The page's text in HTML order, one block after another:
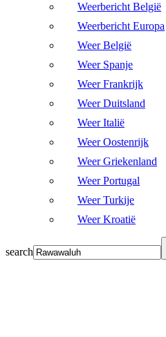
Weerbericht België
Weerbericht Europa
Weer België
Weer Spanje
Weer Frankrijk
Weer Duitsland
Weer Italië
Weer Oostenrijk
Weer Griekenland
Weer Portugal
Weer Turkije
Weer Kroatië
search